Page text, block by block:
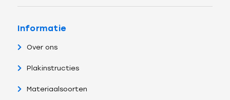
Informatie
Over ons
Plakinstructies
Materiaalsoorten